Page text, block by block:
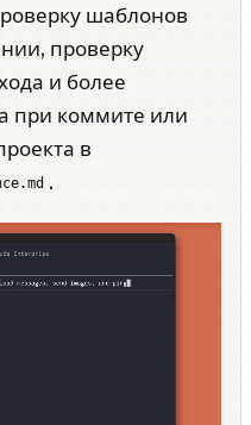
шаблонов
проверку
и более
при коммите или
в
.